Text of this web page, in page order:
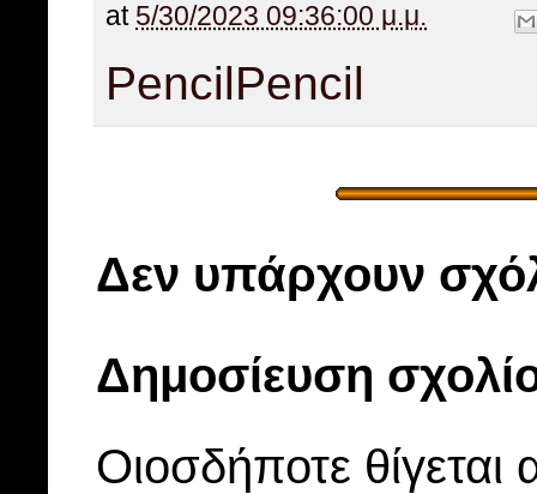
at 5/30/2023 09:36:00 μ.μ.
PencilPencil
Δεν υπάρχουν
Δημοσίευση
Οιοσδήποτε